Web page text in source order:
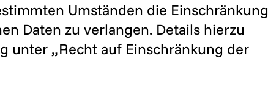
Umständen die Einschränkung
Daten zu verlangen. Details hierzu
unter „Recht auf Einschränkung der